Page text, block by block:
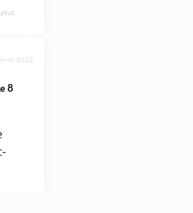
2026
8